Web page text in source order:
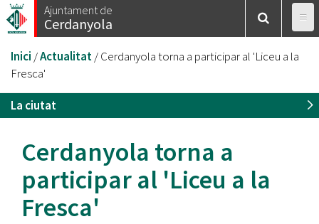
Vés
al
Ajuntament de
Cerdanyola
Esteu
aquí
Inici /Actualitat/Cerdanyola torna a participar al 'Liceu a la
Fresca'
La ciutat
Cerdanyola torna a
participar al 'Liceu a la
Fresca'